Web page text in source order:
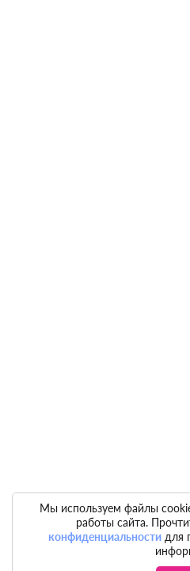
Мы используем файлы
работы сайта.
конфиденциальностидля